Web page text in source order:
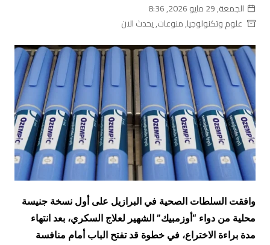
الجمعة, 29 مايو 2026, 8:36
علوم وتكنولوجيا,منوعات,يحدث الان
وافقت السلطات الصحية في البرازيل على أول نسخة جنيسة
محلية من دواء “أوزمبيك” الشهير لعلاج السكري، بعد انتهاء
مدة براءة الاختراع، في خطوة قد تفتح الباب أمام منافسة